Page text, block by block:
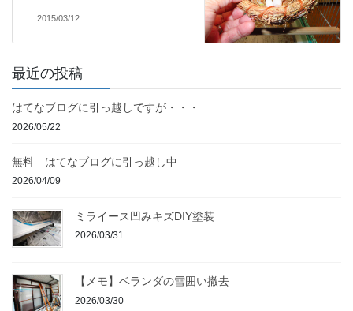
2015/03/12
最近の投稿
はてなブログに引っ越しですが・・・
2026/05/22
無料 はてなブログに引っ越し中
2026/04/09
ミライース凹みキズDIY塗装
2026/03/31
【メモ】ベランダの雪囲い撤去
2026/03/30